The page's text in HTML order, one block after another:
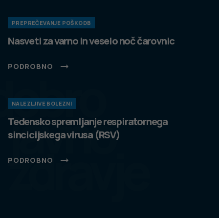
javno
zdravje
PREPREČEVANJE POŠKODB
Nasveti za varno in veselo noč čarovnic
PODROBNO
NALEZLJIVE BOLEZNI
Tedensko spremljanje respiratornega
sincicijskega virusa (RSV)
PODROBNO